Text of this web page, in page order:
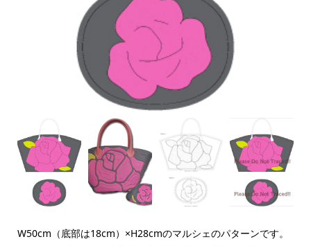
W50cm（底部は18cm）×H28cmのマルシェのパターンです。